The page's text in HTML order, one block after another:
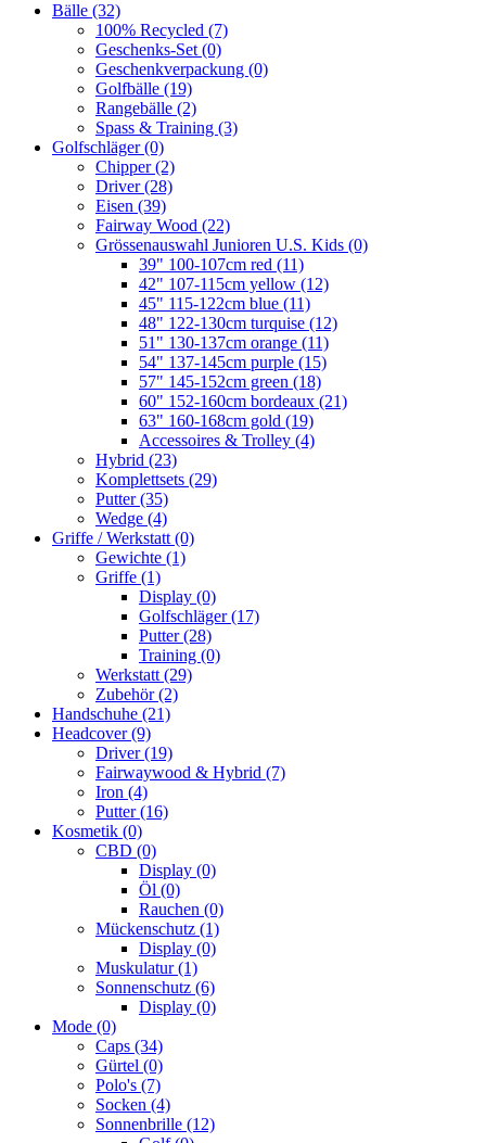
Bälle (32)
100% Recycled (7)
Geschenks-Set (0)
Geschenkverpackung (0)
Golfbälle (19)
Rangebälle (2)
Spass & Training (3)
Golfschläger(0)
Chipper(2)
Driver(28)
Eisen (39)
Fairway Wood (22)
Grössenauswahl Junioren U.S. Kids (0)
39" 100-107cm red (11)
42" 107-115cm yellow (12)
45" 115-122cm blue (11)
48" 122-130cm turquise (12)
51" 130-137cm orange (11)
54" 137-145cm purple (15)
57" 145-152cm green (18)
60" 152-160cm bordeaux (21)
63" 160-168cm gold (19)
Accessoires & Trolley (4)
Hybrid (23)
Komplettsets (29)
Putter(35)
Wedge (4)
Griffe / Werkstatt (0)
Gewichte (1)
Griffe (1)
Display (0)
Golfschläger(17)
Putter(28)
Training (0)
Werkstatt (29)
Zubehör(2)
Handschuhe (21)
Headcover(9)
Driver(19)
Fairwaywood & Hybrid (7)
Iron (4)
Putter(16)
Kosmetik (0)
CBD (0)
Display (0)
Öl (0)
Rauchen (0)
Mückenschutz (1)
Display (0)
Muskulatur(1)
Sonnenschutz (6)
Display (0)
Mode (0)
Caps (34)
Gürtel (0)
Polo's (7)
Socken (4)
Sonnenbrille (12)